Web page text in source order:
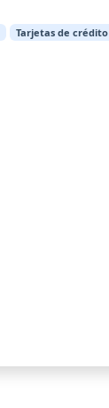
Tarjetas de crédito